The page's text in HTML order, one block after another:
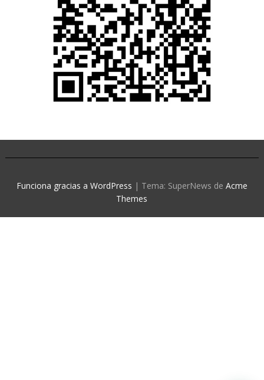
Funciona gracias a WordPress | Tema: SuperNews de Acme
Themes